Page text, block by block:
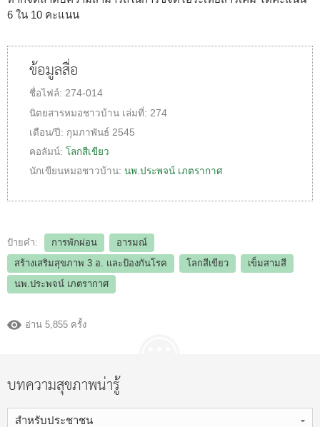
6 ใน 10 คะแนน
ข้อมูลสื่อ
ชื่อไฟล์: 274-014
นิตยสารหมอชาวบ้าน เล่มที่: 274
เดือน/ปี: กุมภาพันธ์ 2545
คอลัมน์: โลกสีเขียว
นักเขียนหมอชาวบ้าน: นพ.ประพจน์ เภตรากาศ
ป้ายคำ: การพักผ่อน
อารมณ์
สร้างเสริมสุขภาพ 3 อ.​ และป้องกันโรค
โลกสีเขียว
เข็มสามสี
นพ.ประพจน์ เภตรากาศ
อ่าน 5,855 ครั้ง
บทความสุขภาพน่ารู้
สำหรับประชาชน